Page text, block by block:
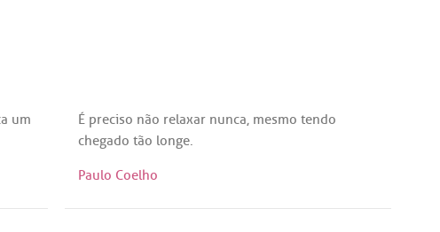
um
É preciso não relaxar nunca, mesmo tendo
chegado tão longe.
Paulo Coelho